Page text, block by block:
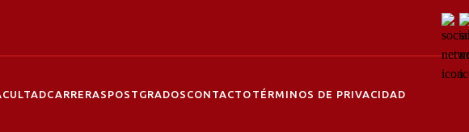
CARRERAS POSTGRADOS CONTACTO TÉRMINOS DE PRIVACIDAD